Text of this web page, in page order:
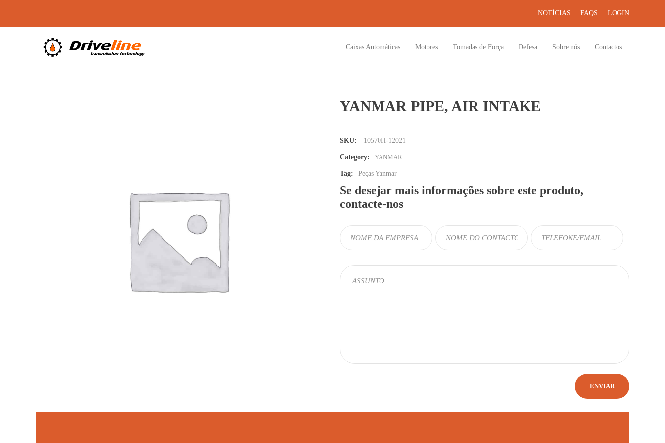
NOTÍCIAS FAQS LOGIN
Caixas Automáticas Motores Tomadas de Força Defesa Sobre nós Contactos
YANMAR PIPE, AIR INTAKE
SKU: 10570H-12021
Category: YANMAR
Tag: Peças Yanmar
Se desejar mais informações sobre este produto,
contacte-nos